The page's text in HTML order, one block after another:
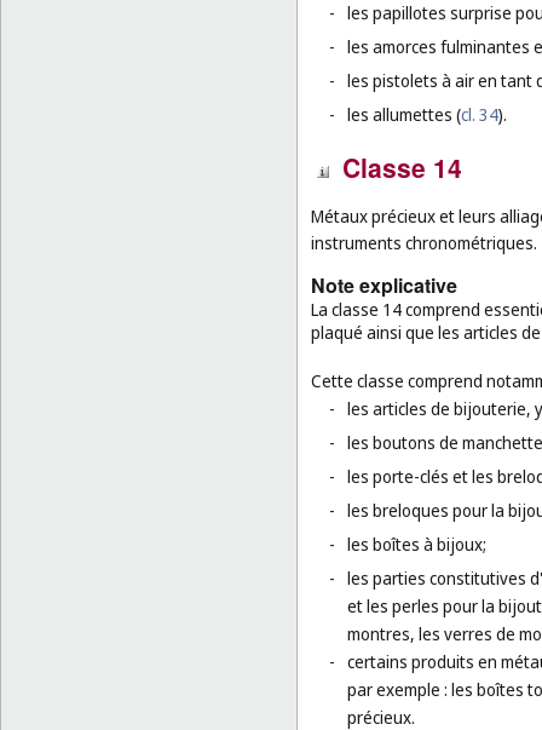
- les papillotes surprise
- les amorces fulminantes
- les pistolets à air en tant
- les allumettes (cl. 34).
Classe 14
Métaux précieux et leurs
instruments chronométriques.
Note explicative
La classe 14 comprend
plaqué ainsi que les articles
Cette classe comprend
- les articles de bijouterie,
- les boutons de
- les porte-clés et les
- les breloques pour la
- les boîtes à bijoux;
- les parties constitutives
et les perles pour la
montres, les verres de
- certains produits en
par exemple : les boîtes
précieux.